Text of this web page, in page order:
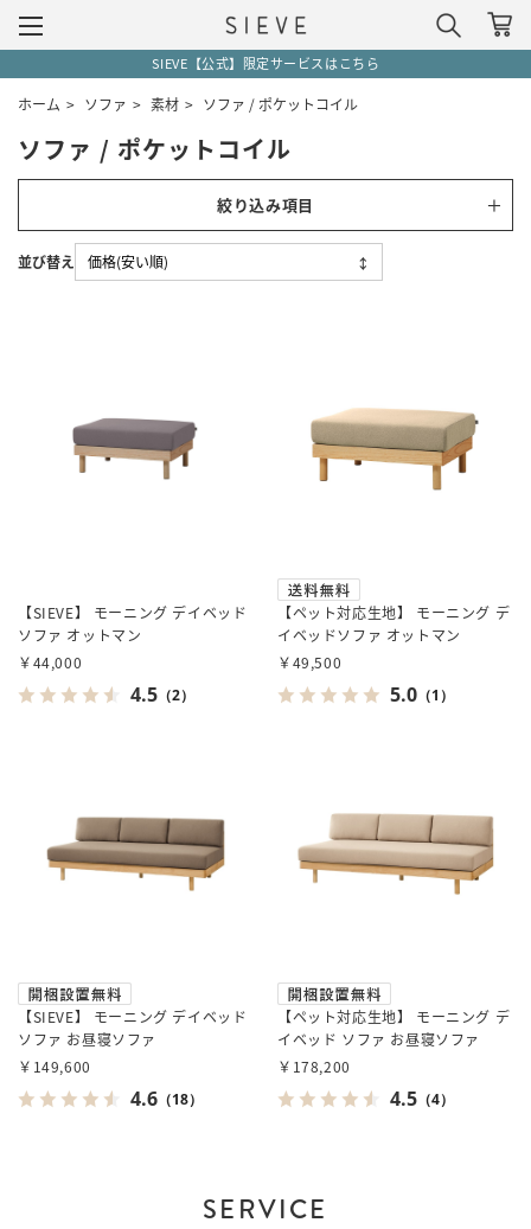
SIEVE【公式】限定サービスはこちら
ホーム > ソファ > 素材 > ソファ / ポケットコイル
ソファ / ポケットコイル
絞り込み項目
【SIEVE】 モーニング デイベッド
ソファ オットマン
￥44,000
4.5 （2）
【ペット対応生地】 モーニング デ
イベッドソファ オットマン
￥49,500
5.0 （1）
【SIEVE】 モーニング デイベッド
ソファ お昼寝ソファ
￥149,600
4.6 （18）
【ペット対応生地】 モーニング デ
イベッド ソファ お昼寝ソファ
￥178,200
4.5 （4）
SERVICE